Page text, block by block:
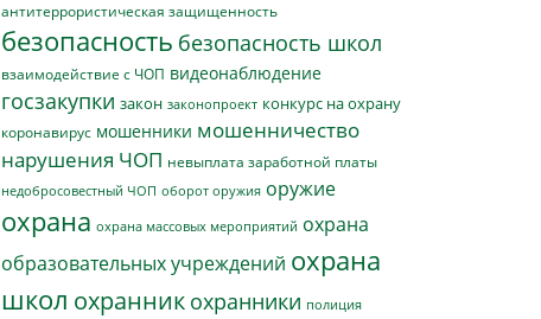
антитеррористическая защищенность
безопасность безопасность школ
взаимодействие с ЧОП видеонаблюдение
госзакупки закон законопроект конкурс на охрану
коронавирус мошенники мошенничество
нарушения ЧОП невыплата заработной платы
недобросовестный ЧОП оборот оружия оружие
охрана охрана массовых мероприятий охрана
образовательных учреждений охрана
школ охранник охранники полиция